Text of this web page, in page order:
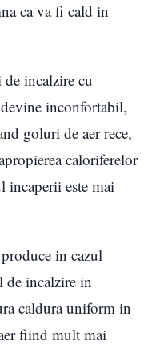
ca va fi cald in
incalzire cu
inconfortabil,
goluri de aer rece,
caloriferelor
incaperii este mai
in cazul
de incalzire in
caldura uniform in
fiind mult mai